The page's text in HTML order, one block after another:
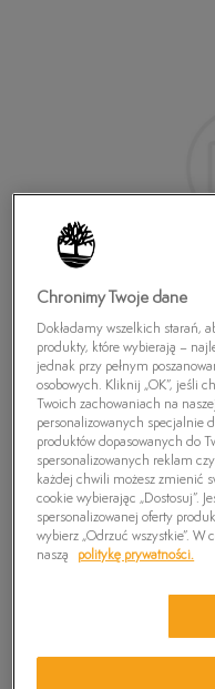
TIMBERLAND
PLAID
0zł
Chronimy Twoje dane
Dokładamy wszelkich starań,
produkty, które wybierają –
jednak przy pełnym
osobowych. Kliknij „OK”, jeśli
Twoich zachowaniach na
personalizowanych specjalnie
produktów dopasowanych do
spersonalizowanych reklam
każdej chwili możesz zmienić
cookie wybierając „Dostosuj”.
spersonalizowanej oferty
wybierz „Odrzuć wszystkie”.
naszą
politykę prywatności.